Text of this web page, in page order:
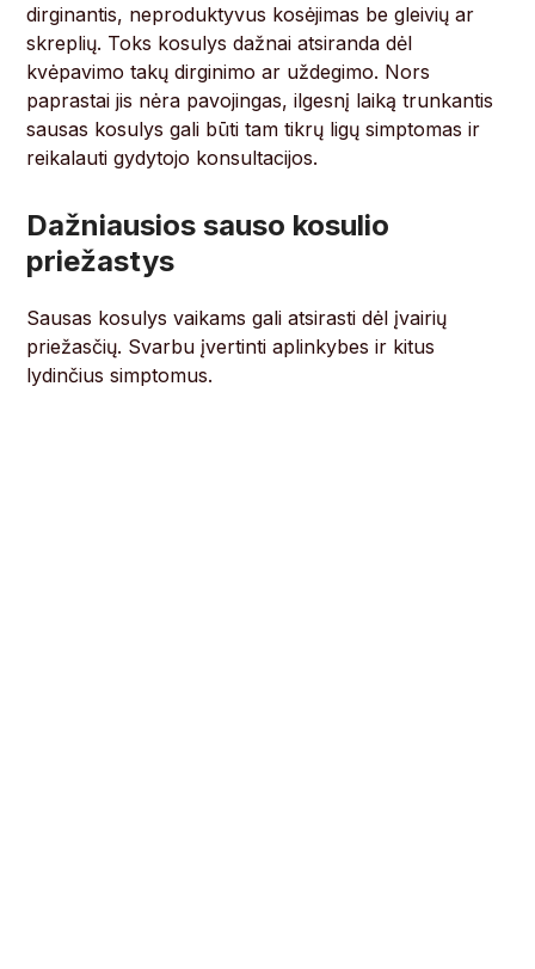
dirginantis, neproduktyvus kosėjimas be gleivių ar
skreplių. Toks kosulys dažnai atsiranda dėl
kvėpavimo takų dirginimo ar uždegimo. Nors
paprastai jis nėra pavojingas, ilgesnį laiką trunkantis
sausas kosulys gali būti tam tikrų ligų simptomas ir
reikalauti gydytojo konsultacijos.
Dažniausios sauso kosulio
priežastys
Sausas kosulys vaikams gali atsirasti dėl įvairių
priežasčių. Svarbu įvertinti aplinkybes ir kitus
lydinčius simptomus.